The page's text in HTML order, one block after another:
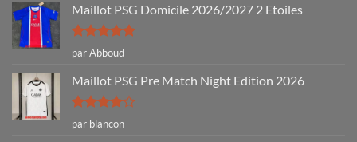
Maillot PSG Domicile 2026/2027 2 Etoiles
Note5sur
5
par Abboud
Maillot PSG Pre Match Night Edition 2026
Note4
sur 5
par blancon